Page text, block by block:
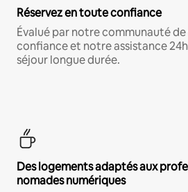
Réservez en toute confiance
Évalué par notre communauté
confiance et notre assistance
séjour longue durée.
Des logements adaptés aux
nomades numériques